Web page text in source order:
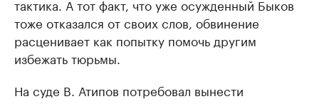
тактика. А тот факт, что уже осужденный Быков
тоже отказался от своих слов, обвинение
расценивает как попытку помочь другим
избежать тюрьмы.
На суде В. Атипов потребовал вынести